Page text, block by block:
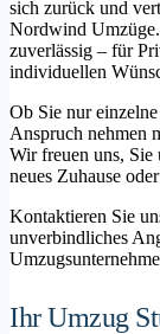
sich zurück und
Nordwind
zuverlässig – für
individuellen
Ob Sie nur
Anspruch nehmen
Wir freuen uns, Sie
neues Zuhause
Kontaktieren Sie
unverbindliches
Ihr Umzug